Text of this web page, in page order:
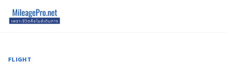
FLIGHT